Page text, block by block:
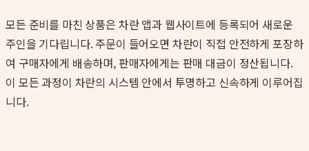
모든 준비를 마친 상품은 차란 앱과 웹사이트에 등록되어 새로운
주인을 기다립니다. 주문이 들어오면 차란이 직접 안전하게 포장하
여 구매자에게 배송하며, 판매자에게는 판매 대금이 정산됩니다.
이 모든 과정이 차란의 시스템 안에서 투명하고 신속하게 이루어집
니다.